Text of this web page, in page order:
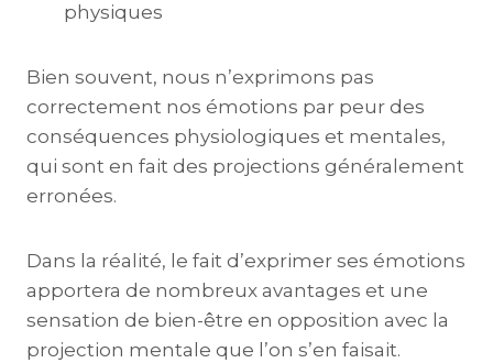
physiques
Bien souvent, nous n’exprimons pas
correctement nos émotions par peur des
conséquences physiologiques et mentales,
qui sont en fait des projections généralement
erronées.
Dans la réalité, le fait d’exprimer ses émotions
apportera de nombreux avantages et une
sensation de bien-être en opposition avec la
projection mentale que l’on s’en faisait.